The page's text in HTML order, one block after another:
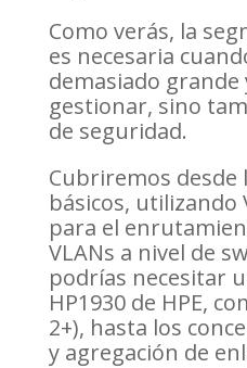
Como verás, la
es necesaria
demasiado grande
gestionar, sino
de seguridad.
Cubriremos desde
básicos, utilizando
para el
VLANs a nivel de
podrías necesitar
HP1930 de HPE,
2+), hasta los
y agregación de